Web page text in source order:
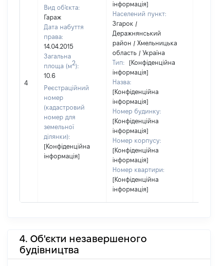
4
Вид об'єкта:
Гараж
Дата набуття
права:
14.04.2015
Загальна
площа (м2):
10.6
Реєстраційний
номер
(кадастровий
номер для
земельної
ділянки):
[Конфіденційна
інформація]
інформація]
Населений пункт:
Згарок /
Деражнянський
район / Хмельницька
область / Україна
Тип:
[Конфіденційна
інформація]
Назва:
[Конфіденційна
інформація]
Номер будинку:
[Конфіденційна
інформація]
Номер корпусу:
[Конфіденційна
інформація]
Номер квартири:
[Конфіденційна
інформація]
4. Об'єкти незавершеного
будівництва